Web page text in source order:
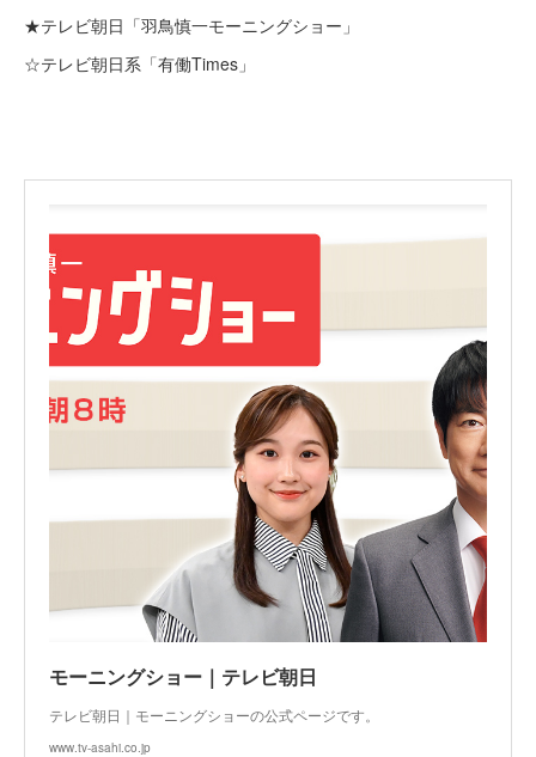
★テレビ朝日「羽鳥慎一モーニングショー」
☆テレビ朝日系「有働Times」
モーニングショー｜テレビ朝日
テレビ朝日｜モーニングショーの公式ページです。
www.tv-asahi.co.jp